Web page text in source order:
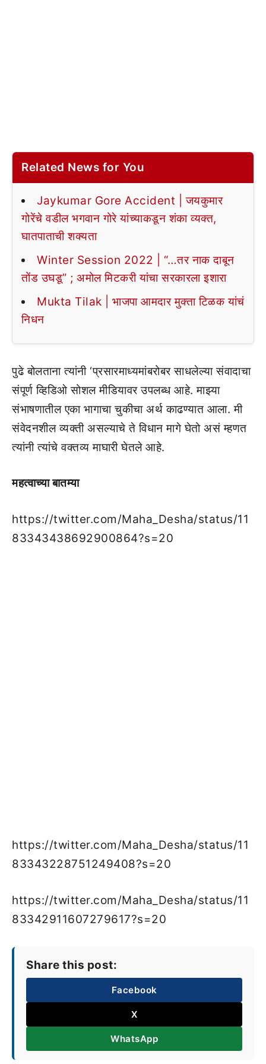
Related News for You
Jaykumar Gore Accident | जयकुमार
गोरेंचे वडील भगवान गोरे यांच्याकडून शंका व्यक्त,
घातपाताची शक्यता
Winter Session 2022 | “…तर नाक दाबून
तोंड उघडू” ; अमोल मिटकरी यांचा सरकारला इशारा
Mukta Tilak | भाजपा आमदार मुक्ता टिळक यांचं
निधन
पुढे बोलताना त्यांनी ‘प्रसारमाध्यमांबरोबर साधलेल्या संवादाचा
संपूर्ण व्हिडिओ सोशल मीडियावर उपलब्ध आहे. माझ्या
संभाषणातील एका भागाचा चुकीचा अर्थ काढण्यात आला. मी
संवेदनशील व्यक्ती असल्याचे ते विधान मागे घेतो असं म्हणत
त्यांनी त्यांचे वक्तव्य माघारी घेतले आहे.
महत्वाच्या बातम्या
https://twitter.com/Maha_Desha/status/11
83343438692900864?s=20
https://twitter.com/Maha_Desha/status/11
83343228751249408?s=20
https://twitter.com/Maha_Desha/status/11
83342911607279617?s=20
Share this post:
Facebook
X
WhatsApp